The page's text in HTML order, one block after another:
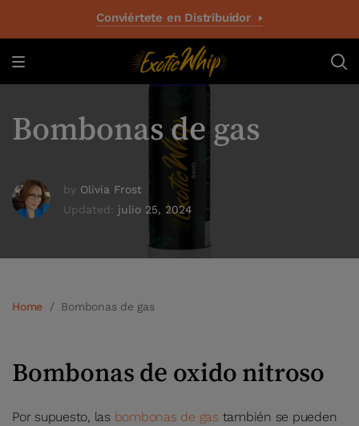
Conviértete en Distribuidor
Bombonas de gas
by Olivia Frost
Updated: julio 25, 2024
Home / Bombonas de gas
Bombonas de oxido nitroso
Por supuesto, las bombonas de gas también se pueden